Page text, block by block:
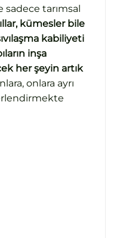
tarımsal
kümesler bile
kabiliyeti
inşa
her şeyin artık
onlara ayrı